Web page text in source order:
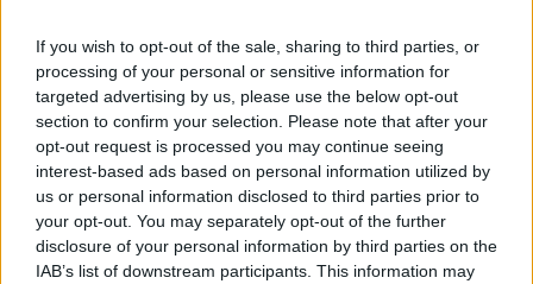
If you wish to opt-out of the sale, sharing to third parties, or
processing of your personal or sensitive information for
targeted advertising by us, please use the below opt-out
section to confirm your selection. Please note that after your
opt-out request is processed you may continue seeing
interest-based ads based on personal information utilized by
us or personal information disclosed to third parties prior to
your opt-out. You may separately opt-out of the further
disclosure of your personal information by third parties on the
IAB’s list of downstream participants. This information may
Fővárosi Állatkert
ÉLŐ BOLYGÓNK
Szedd magad őszibarack: itt vannak
a legjobb lelőhelyek!
SZEMLE